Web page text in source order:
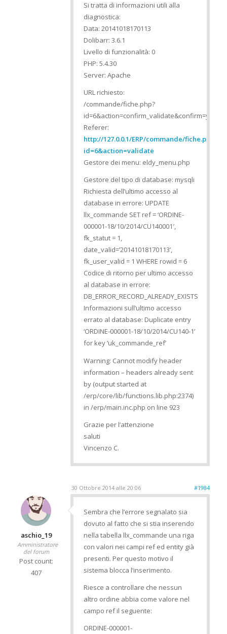
Si tratta di informazioni utili alla
diagnostica:
Data: 20141018170113
Dolibarr: 3.6.1
Livello di funzionalità: 0
PHP: 5.4.30
Server: Apache
URL richiesto:
/commande/fiche.php?
id=6&action=confirm_validate&confirm=yes
Referer:
http://127.0.0.1/ERP/commande/fiche.php?
id=6&action=validate
Gestore dei menu: eldy_menu.php
Gestore del tipo di database: mysqli
Richiesta dell’ultimo accesso al
database in errore: UPDATE
llx_commande SET ref = ‘ORDINE-
000001-18/10/2014/CU140001′,
fk_statut = 1,
date_valid=’20141018170113’,
fk_user_valid = 1 WHERE rowid = 6
Codice di ritorno per ultimo accesso
al database in errore:
DB_ERROR_RECORD_ALREADY_EXISTS
Informazioni sull’ultimo accesso
errato al database: Duplicate entry
‘ORDINE-000001-18/10/2014/CU140-1’
for key ‘uk_commande_ref’
Warning: Cannot modify header
information – headers already sent
by (output started at
/erp/core/lib/functions.lib.php:2374)
in /erp/main.inc.php on line 923
Grazie per l’attenzione
saluti
Vincenzo C.
30 Ottobre 2014 alle 20:06 #1984
aschio_19
Amministratore
del forum
Post count:
407
Sembra che l’errore segnalato sia
dovuto al fatto che si stia inserendo
nella tabella llx_commande una riga
con valori nei campi ref ed entity già
presenti. Per questo motivo il
sistema blocca l’inserimento.
Riesce a controllare che nessun
altro ordine abbia come valore nel
campo ref il seguente:
ORDINE-000001-